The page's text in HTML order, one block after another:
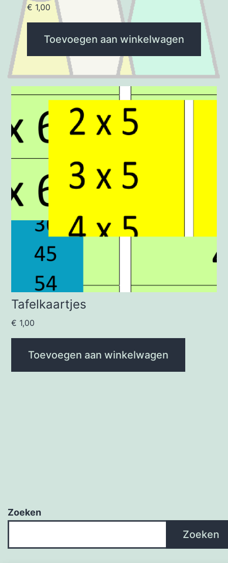
€ 1,00
Toevoegen aan winkelwagen
Tafelkaartjes
€ 1,00
Toevoegen aan winkelwagen
Zoeken
Zoeken